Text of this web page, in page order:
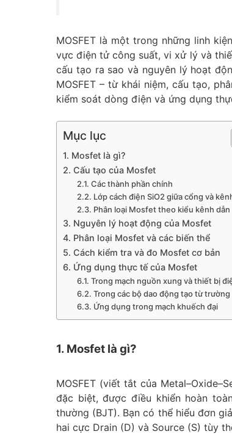
MOSFET là một trong những linh
vực điện tử công suất, vi xử lý và
cấu tạo ra sao và nguyên lý hoạt
MOSFET – từ khái niệm, cấu tạo,
kiểm soát dòng điện và ứng dụng
Mục lục
1. Mosfet là gì?
2. Cấu tạo của Mosfet
2.1. Các thành phần chính
2.2. Lớp cách điện SiO2 giữa cổng và
2.3. Phân loại Mosfet theo kiểu kênh dẫn
3. Nguyên lý hoạt động của Mosfet
4. Phân loại Mosfet và các biến thể
5. Cách kiểm tra và đo Mosfet cơ bản
6. Ứng dụng thực tế của Mosfet
6.1. Trong mạch nguồn xung và thiết bị
6.2. Trong các bộ dao động tạo từ trường
6.3. Ứng dụng trong mạch khuếch đại
1. Mosfet là gì?
MOSFET (viết tắt của
đặc biệt, được điều khiển hoàn
thường (BJT). Bạn có thể hiểu đơn
hai cực Drain (D) và Source (S) tùy